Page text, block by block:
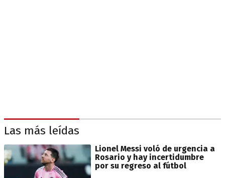
Las más leídas
Lionel Messi voló de urgencia a
Rosario y hay incertidumbre
por su regreso al fútbol